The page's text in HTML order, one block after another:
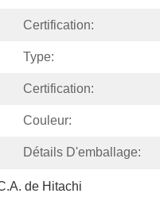
Certification:
Type:
Certification:
Couleur:
Détails D'emballage:
de Hitachi